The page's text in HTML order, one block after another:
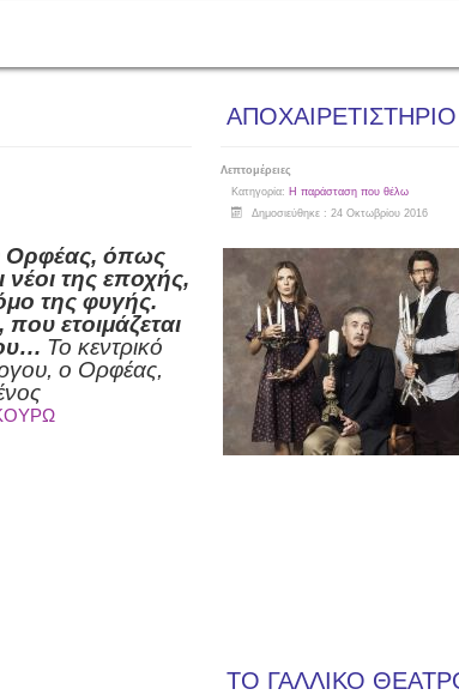
Ορφέας, όπως
νέοι της εποχής,
της φυγής.
ετοιμάζεται
Το κεντρικό
ο Ορφέας,
Λεπτομέρειες
Κατηγορία: Η παράσταση που θέλω
Δημοσιεύθηκε : 24 Οκτωβρίου 2016
ΤΟ ΓΑΛΛΙΚΟ